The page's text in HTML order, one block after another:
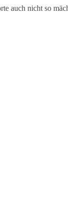
auch nicht so